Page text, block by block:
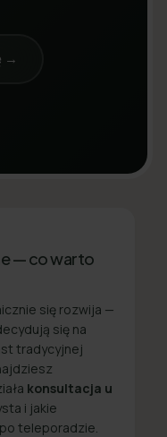
→
— co warto
się rozwija —
się na
tradycyjnej
konsultacja u
i jakie
teleporadzie.